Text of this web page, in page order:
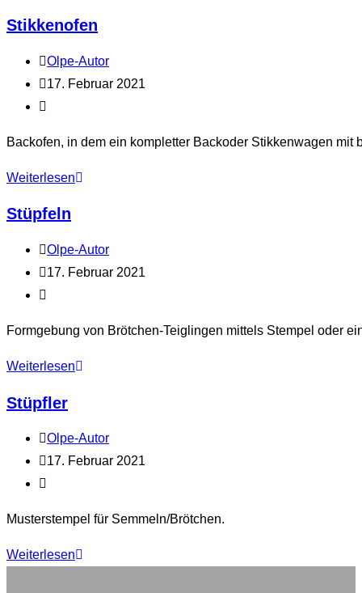
Stikkenofen
Beitrags-
Autor:
Olpe-Autor
Beitrag
veröffentlicht:
17. Februar 2021
Beitrags-
Backofen, in dem ein kompletter Backoder Stikkenwagen
WeiterlesenStikkenofen
Stüpfeln
Beitrags-
Autor:
Olpe-Autor
Beitrag
veröffentlicht:
17. Februar 2021
Beitrags-
Formgebung von Brötchen-Teiglingen mittels Stempel oder
WeiterlesenStüpfeln
Stüpfler
Beitrags-
Autor:
Olpe-Autor
Beitrag
veröffentlicht:
17. Februar 2021
Beitrags-
Musterstempel für Semmeln/Brötchen.
WeiterlesenStüpfler